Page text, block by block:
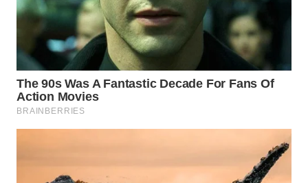
WN
PADANG
LAWAS
WN
SUMEDANG